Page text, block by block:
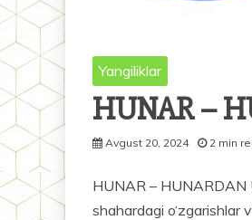
Yangiliklar
HUNAR –
Avgust 20, 2024 2 min
HUNAR – HUNARDAN
shahardagi o‘zgarishlar